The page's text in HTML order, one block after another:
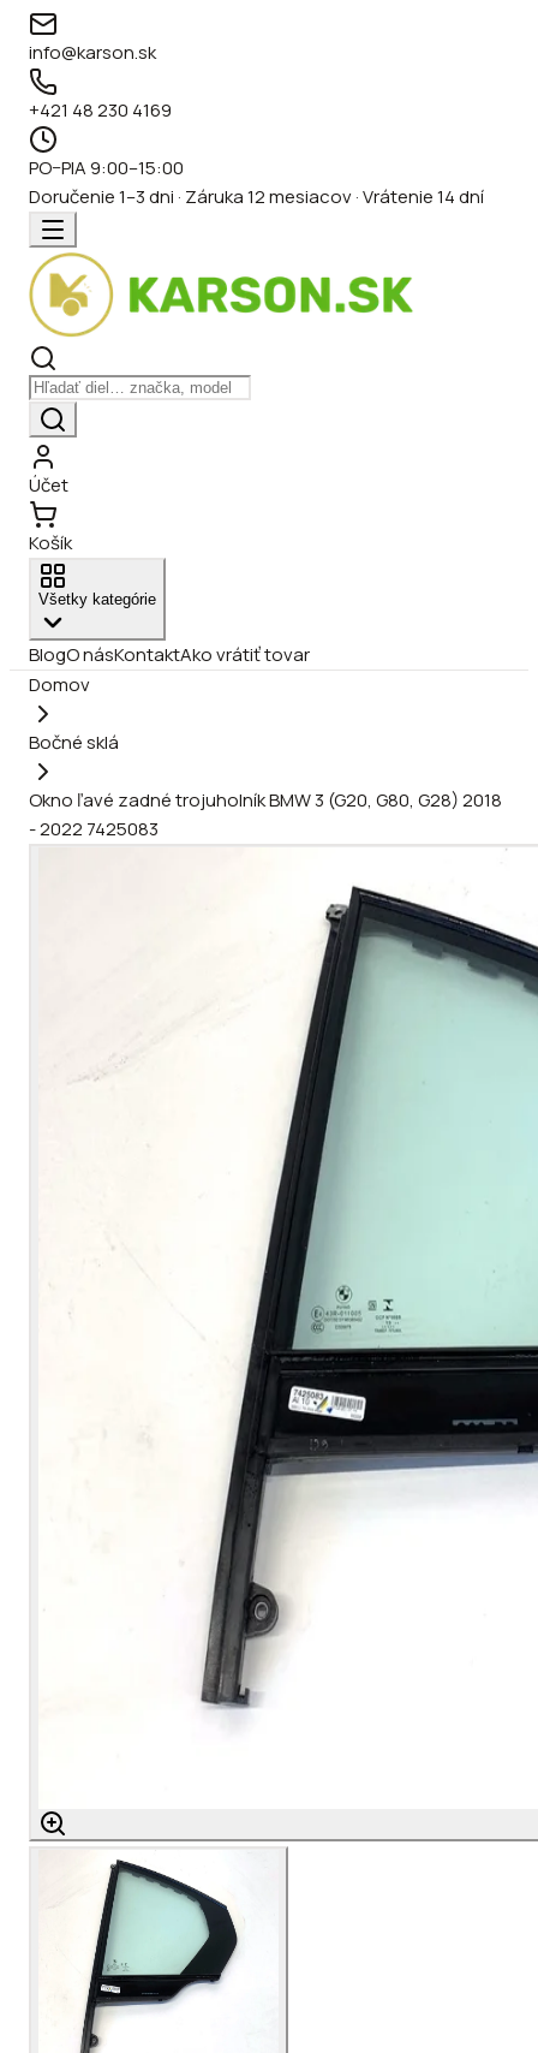
info@karson.sk
+421 48 230 4169
PO–PIA 9:00–15:00
Doručenie 1–3 dni · Záruka 12 mesiacov · Vrátenie 14 dní
Účet
Košík
Všetky kategórie
BlogO násKontaktAko vrátiť tovar
Domov
Bočné sklá
Okno ľavé zadné trojuholník BMW 3 (G20, G80, G28) 2018
- 2022 7425083